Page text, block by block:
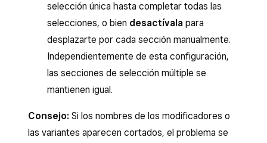
selección única hasta completar todas las
selecciones, o bien desactívala para
desplazarte por cada sección manualmente.
Independientemente de esta configuración,
las secciones de selección múltiple se
mantienen igual.
Consejo: Si los nombres de los modificadores o
las variantes aparecen cortados, el problema se